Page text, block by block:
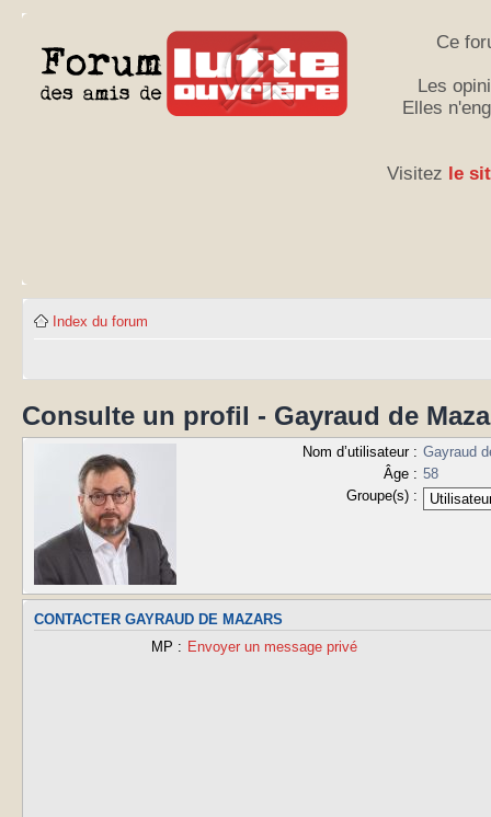
Ce
Les
Elles
Visitez le
Index du forum
Consulte un profil - Gayraud de
Nom d’utilisateur : Gayraud
Âge : 58
Groupe(s) :
CONTACTER GAYRAUD DE MAZARS
MP : Envoyer un message privé